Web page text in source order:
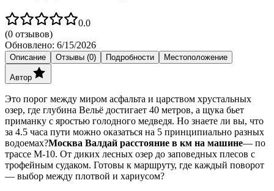
0.0
(0 отзывов)
Обновлено: 6/15/2026
Описание Отзывы (0) Подробности Местоположение
Автор
Это порог между миром асфальта и царством хрустальных
озер, где глубина Вельё достигает 40 метров, а щука бьет
приманку с яростью голодного медведя. Но знаете ли вы, что
за 4.5 часа пути можно оказаться на 5 принципиально разных
водоемах?Москва Валдай расстояние в км на машине— по
трассе М-10. От диких лесных озер до заповедных плесов с
трофейным судаком. Готовы к маршруту, где каждый поворот
— выбор между плотвой и хариусом?